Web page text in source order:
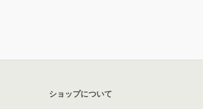
ショップについて